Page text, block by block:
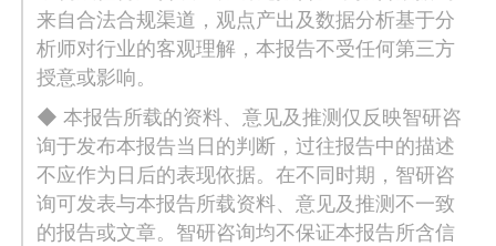
来自合法合规渠道，观点产出及数据分析基于分
析师对行业的客观理解，本报告不受任何第三方
授意或影响。
◆ 本报告所载的资料、意见及推测仅反映智研咨
询于发布本报告当日的判断，过往报告中的描述
不应作为日后的表现依据。在不同时期，智研咨
询可发表与本报告所载资料、意见及推测不一致
的报告或文章。智研咨询均不保证本报告所含信